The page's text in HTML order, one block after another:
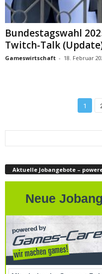
Bundestagswahl
Twitch-Talk
Gameswirtschaft - 18. Februar
1
Aktuelle Jobangebote –